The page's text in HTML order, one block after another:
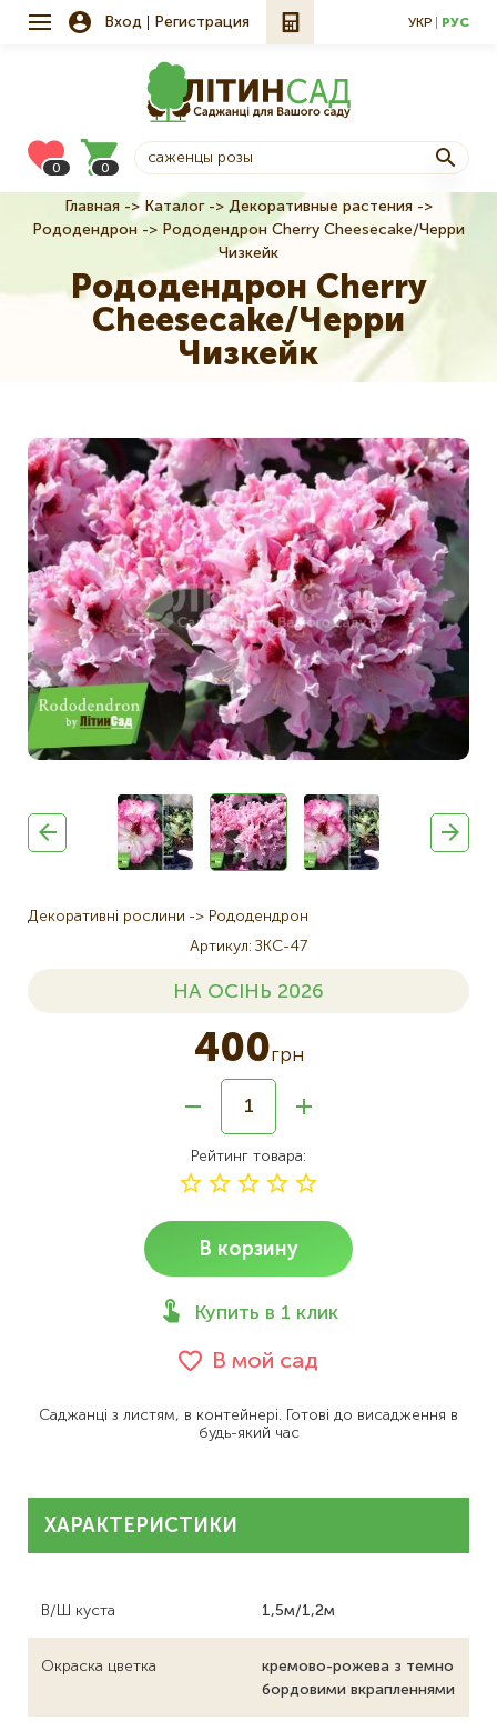
Вход Регистрация УКР РУС
0 0
Строка
Главная Каталог
Декоративные растения
Рододендрон
Рододендрон Cherry Cheesecake/Черри
Чизкейк
Рододендрон Cherry
Cheesecake/Черри
Чизкейк
Декоративні рослини
Рододендрон
Артикул ЗКС-47
НА ОСІНЬ 2026
400грн
Рейтинг товара
В корзину
Купить в 1 клик
В мой сад
Саджанці з листям, в контейнері. Готові до висадження в
будь-який час
ХАРАКТЕРИСТИКИ
В/Ш куста 1,5м/1,2м
Окраска цветка
кремово-рожева з темно
бордовими вкрапленнями